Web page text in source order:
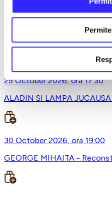
Vezi mai multe
Filarmonica de Stat ,
25 October 2026, ora 17:30
ALADIN SI LAMPA
30 October 2026, ora 19:00
GEORGE MIHAITA -